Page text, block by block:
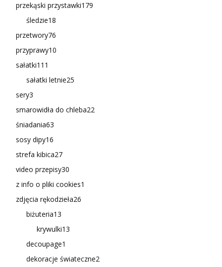
przekąski przystawki179
śledzie18
przetwory76
przyprawy10
sałatki111
sałatki letnie25
sery3
smarowidła do chleba22
śniadania63
sosy dipy16
strefa kibica27
video przepisy30
z info o pliki cookies1
zdjęcia rękodzieła26
biżuteria13
krywulki13
decoupage1
dekoracje świateczne2